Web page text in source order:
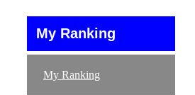
My Ranking
My Ranking